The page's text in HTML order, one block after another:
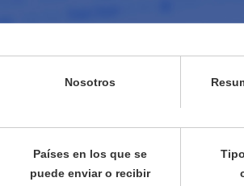
Nosotros
Países en los que se
puede enviar o recibir